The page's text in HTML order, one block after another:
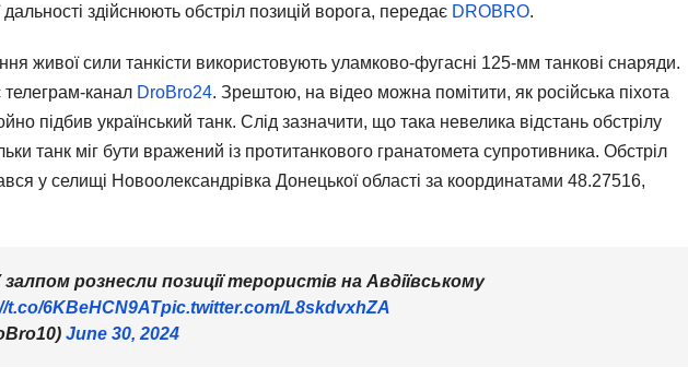
дальності здійснюють обстріл позицій ворога, передає DROBRO.
живої сили танкісти використовують уламково-фугасні 125-мм танкові снаряди.
телеграм-канал DroBro24. Зрештою, на відео можна помітити, як російська піхота
підбив український танк. Слід зазначити, що така невелика відстань обстрілу
танк міг бути вражений із протитанкового гранатомета супротивника. Обстріл
у селищі Новоолександрівка Донецької області за координатами 48.27516,
рознесли позиції терористів на Авдіївському
t.co/6KBeHCN9ATpic.twitter.com/L8skdvxhZA
June 30, 2024